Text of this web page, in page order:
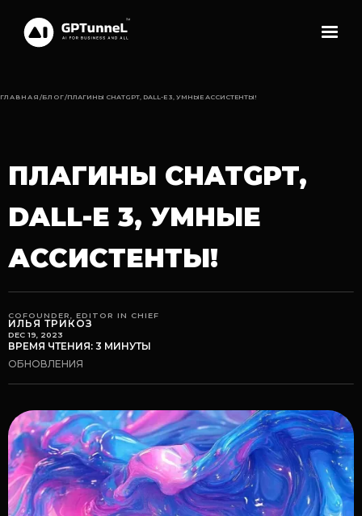
ГЛАВНАЯ /БЛОГ/ПЛАГИНЫ CHATGPT, DALL-E 3, УМНЫЕ АССИСТЕНТЫ!
ПЛАГИНЫ CHATGPT,
DALL-E 3, УМНЫЕ
АССИСТЕНТЫ!
COFOUNDER, EDITOR IN CHIEF
ИЛЬЯ ТРИКОЗ
DEC 19, 2023
ВРЕМЯ ЧТЕНИЯ: 3 МИНУТЫ
ОБНОВЛЕНИЯ